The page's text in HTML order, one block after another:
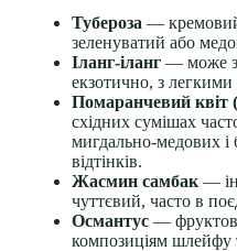
Тубероза —
зеленуватий або
Іланг-іланг — може
екзотично, з
Помаранчевий квіт
східних сумішах
мигдально-медових і
відтінків.
Жасмин самбак —
чуттєвий, часто в
Османтус —
композиціям шлейфу